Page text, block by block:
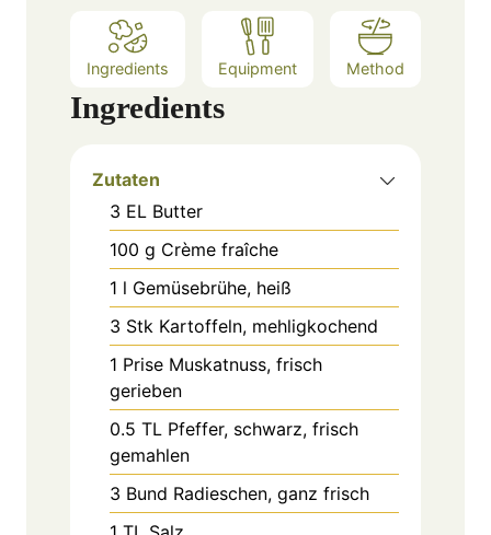
Ingredients Equipment Method
Ingredients
Zutaten
3 EL Butter
100 g Crème fraîche
1 l Gemüsebrühe, heiß
3 Stk Kartoffeln, mehligkochend
1 Prise Muskatnuss, frisch
gerieben
0.5 TL Pfeffer, schwarz, frisch
gemahlen
3 Bund Radieschen, ganz frisch